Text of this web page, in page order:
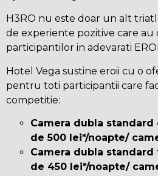
H3RO nu este doar un alt
de experiente pozitive care au
participantilor in adevarati
Hotel Vega sustine eroii cu o
pentru toti participantii care
competitie:
Camera dubla standard
de 500 lei*/noapte/
Camera dubla standard
de 450 lei*/noapte/